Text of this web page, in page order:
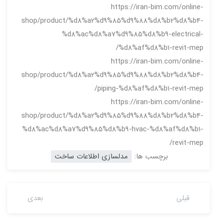
https://iran-bim.com/online-
shop/product/%d8%a2%d9%85%d9%88%d8%b2%d8%b4-
%d8%ac%d8%a7%d9%85%d8%b9-electrical-
%d8%af%d8%b1-revit-mep/
https://iran-bim.com/online-
shop/product/%d8%a2%d9%85%d9%88%d8%b2%d8%b4-
piping-%d8%af%d8%b1-revit-mep/
https://iran-bim.com/online-
shop/product/%d8%a2%d9%85%d9%88%d8%b2%d8%b4-
%d8%ac%d8%a7%d9%85%d8%b9-hvac-%d8%af%d8%b1-
revit-mep/
برچسب ها:
مدلسازی اطلاعات ساخت
قبلی بعدی